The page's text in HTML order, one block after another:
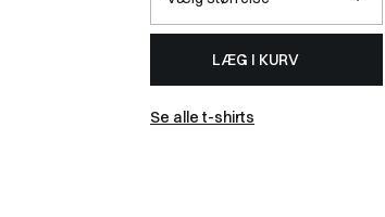
LÆG I KURV
Se alle t-shirts